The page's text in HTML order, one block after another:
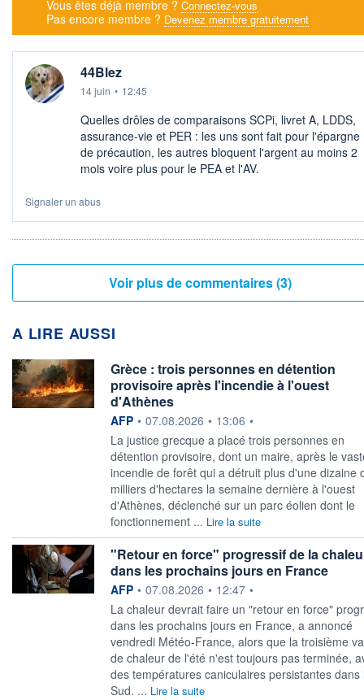
Vous êtes déjà membre ? Connectez-vous
Pas encore membre ? Devenez membre gratuitement
44Blez
14 juin • 12:45
Quelles drôles de comparaisons SCPi, livret A, LDDS,
assurance-vie et PER : les uns sont fait pour l'épargne
de précaution, les autres bloquent l'argent au moins 2
mois voire plus pour le PEA et l'AV.
Signaler un abus
Voir plus de commentaires (3)
A LIRE AUSSI
Grèce : trois personnes en détention
provisoire après l'incendie à l'ouest
d'Athènes
information fournie par
AFP • 07.08.2026 • 13:06 •
La justice grecque a placé trois personnes en
détention provisoire, dont un maire, après le
incendie de forêt qui a détruit plus d'une dizaine
milliers d'hectares la semaine dernière à l'ouest
d'Athènes, déclenché sur un parc éolien dont le
fonctionnement ... Lire la suite
"Retour en force" progressif de la
dans les prochains jours en France
information fournie par
AFP • 07.08.2026 • 12:47 •
La chaleur devrait faire un "retour en force"
dans les prochains jours en France, a annoncé
vendredi Météo-France, alors que la troisième
de chaleur de l'été n'est toujours pas terminée,
des températures caniculaires persistantes dans
Sud. ... Lire la suite